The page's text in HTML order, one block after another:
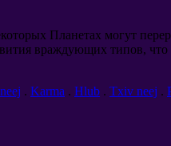
Планетах могут
враждующих типов,
. Karma . Hlub . Txiv neej .